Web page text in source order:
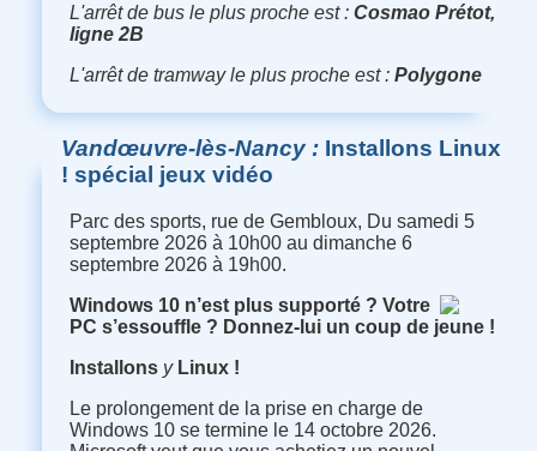
L'arrêt de bus le plus proche est : Cosmao Prétot,
ligne 2B
L'arrêt de tramway le plus proche est : Polygone
Vandœuvre-lès-Nancy Installons Linux
! spécial jeux vidéo
Parc des sports, rue de Gembloux, Du samedi 5
septembre 2026 à 10h00 au dimanche 6
septembre 2026 à 19h00.
Windows 10 n’est plus supporté ? Votre
PC s’essouffle ? Donnez-lui un coup de jeune !
Installons yLinux !
Le prolongement de la prise en charge de
Windows 10 se termine le 14 octobre 2026.